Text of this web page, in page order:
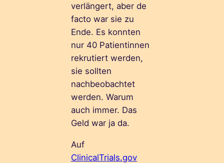
verlängert, aber de
facto war sie zu
Ende. Es konnten
nur 40 Patientinnen
rekrutiert werden,
sie sollten
nachbeobachtet
werden. Warum
auch immer. Das
Geld war ja da.
Auf
ClinicalTrials.gov